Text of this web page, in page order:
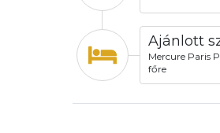
Ajánlott
Mercure Paris
főre